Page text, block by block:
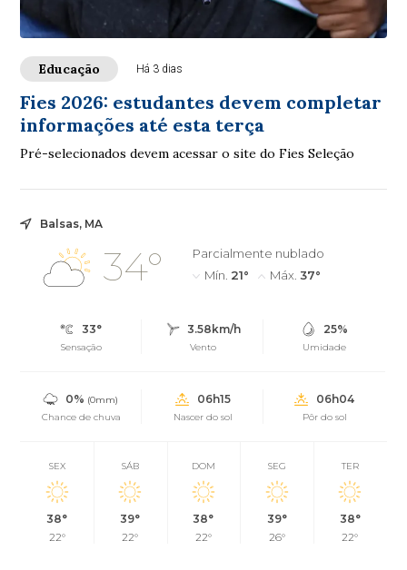
Educação Há 3 dias
Fies 2026: estudantes devem completar
informações até esta terça
Pré-selecionados devem acessar o site do Fies Seleção
Balsas, MA
34°
Parcialmente nublado
Mín. 21° Máx. 37°
33°
Sensação
3.58km/h
Vento
25%
Umidade
0% (0mm)
Chance de chuva
06h15
Nascer do sol
06h04
Pôr do sol
SEX
38°
22°
SÁB
39°
22°
DOM
38°
22°
SEG
39°
26°
TER
38°
22°